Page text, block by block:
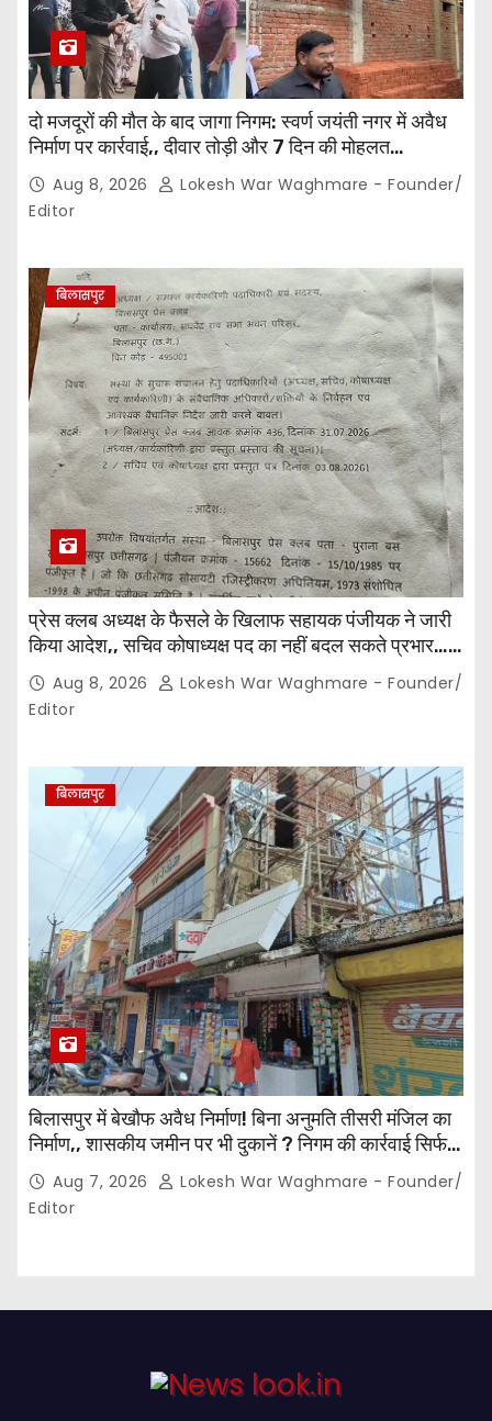
दो मजदूरों की मौत के बाद जागा निगम: स्वर्ण जयंती नगर में अवैध
निर्माण पर कार्रवाई,, दीवार तोड़ी और 7 दिन की मोहलत…
Aug 8, 2026
Lokesh War Waghmare - Founder/
Editor
बिलासपुर
प्रेस क्लब अध्यक्ष के फैसले के खिलाफ सहायक पंजीयक ने जारी
किया आदेश,, सचिव कोषाध्यक्ष पद का नहीं बदल सकते प्रभार…
पदाधिकारियों के बीच विवाद अब प्रशासनिक जांच और नियमों की
कसौटी तक पहुंचा…
Aug 8, 2026
Lokesh War Waghmare - Founder/
Editor
बिलासपुर
बिलासपुर में बेखौफ अवैध निर्माण! बिना अनुमति तीसरी मंजिल का
निर्माण,, शासकीय जमीन पर भी दुकानें ? निगम की कार्रवाई सिर्फ
नोटिस तक सीमित? मुख्य मार्ग पर नियमों की खुलेआम अनदेखी,
जिम्मेदार अधिकारियों की कार्यप्रणाली पर उठे सवाल…
Aug 7, 2026
Lokesh War Waghmare - Founder/
Editor